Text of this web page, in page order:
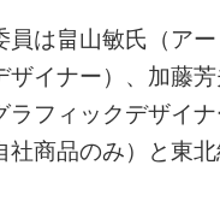
員は畠山敏氏（ア
ザイナー）、加藤
ラフィックデザイ
社商品のみ）と東北